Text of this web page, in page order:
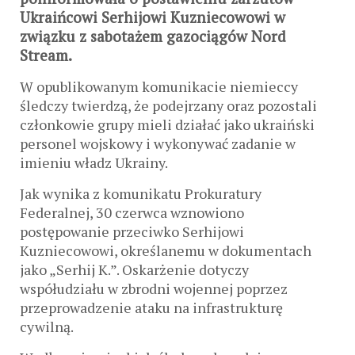
Ukraińcowi Serhijowi Kuzniecowowi w
związku z sabotażem gazociągów Nord
Stream.
W opublikowanym komunikacie niemieccy
śledczy twierdzą, że podejrzany oraz pozostali
członkowie grupy mieli działać jako ukraiński
personel wojskowy i wykonywać zadanie w
imieniu władz Ukrainy.
Jak wynika z komunikatu Prokuratury
Federalnej, 30 czerwca wznowiono
postępowanie przeciwko Serhijowi
Kuzniecowowi, określanemu w dokumentach
jako „Serhij K.”. Oskarżenie dotyczy
współudziału w zbrodni wojennej poprzez
przeprowadzenie ataku na infrastrukturę
cywilną.